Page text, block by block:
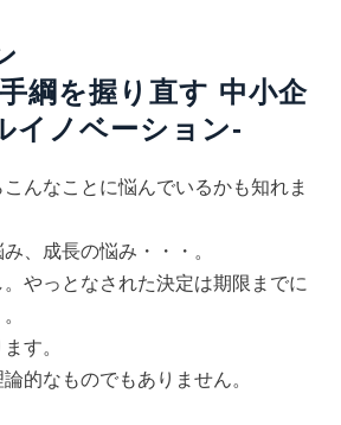
綱を握り直す 中小企
イノベーション-
んなことに悩んでいるかも知れま
、成長の悩み・・・。
やっとなされた決定は期限までに
す。
的なものでもありません。